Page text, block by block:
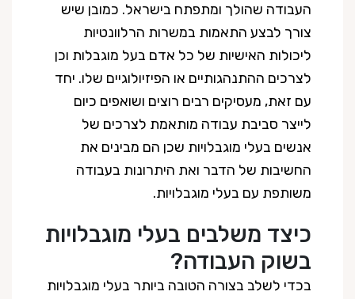
העבודה שהולך ומתפתח בישראל. כמובן שיש
צורך לבצע התאמות במשרות הרלוונטיות
ליכולות האישיות של כל אדם בעל מוגבלות וכן
לצרכים ההתנהגותיים או הפיזיולוגיים שלו. יחד
עם זאת, מעסיקים רבים רוצים ושואפים כיום
לייצר סביבת עבודה מותאמת לצרכים של
אנשים בעלי מוגבלויות שכן הם מבינים את
החשיבות של הדבר ואת היתרונות בעבודה
משותפת עם בעלי מוגבלויות.
כיצד משלבים בעלי מוגבלויות
בשוק העבודה?
בכדי לשלב בצורה הטובה ביותר בעלי מוגבלויות